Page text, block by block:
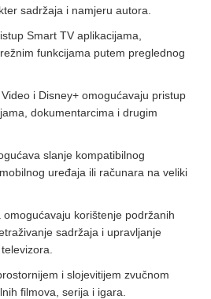
sadržaja i namjeru autora.
Smart TV aplikacijama,
funkcijama putem preglednog
i Disney+ omogućavaju pristup
dokumentarcima i drugim
slanje kompatibilnog
uređaja ili računara na veliki
omogućavaju korištenje podržanih
sadržaja i upravljanje
i slojevitijem zvučnom
filmova, serija i igara.